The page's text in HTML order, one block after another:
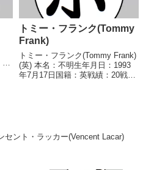
トミー・フランク(Tommy
Frank)
トミー・フランク(Tommy Frank)
(英) 本名：不明生年月日：1993
年7月17日国籍：英戦績：20戦15
セント・ラッカー(Vencent Lacar)